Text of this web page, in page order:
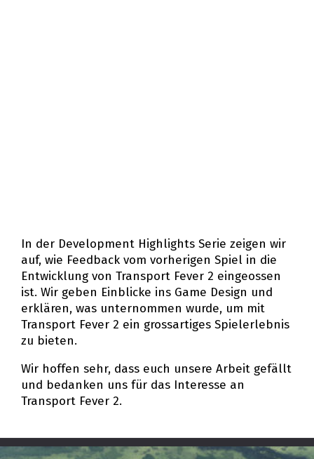
In der Development Highlights Serie zeigen wir
auf, wie Feedback vom vorherigen Spiel in die
Entwicklung von Transport Fever 2 eingeflossen
ist. Wir geben Einblicke ins Game Design und
erklären, was unternommen wurde, um mit
Transport Fever 2 ein grossartiges Spielerlebnis
zu bieten.
Wir hoffen sehr, dass euch unsere Arbeit gefällt
und bedanken uns für das Interesse an
Transport Fever 2.